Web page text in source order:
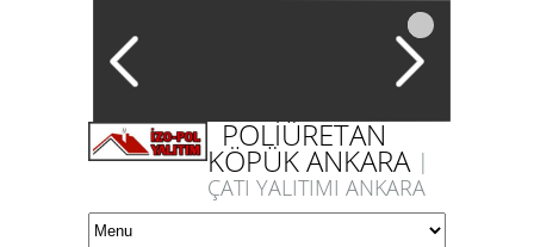
POLİÜRETAN
KÖPÜK ANKARA |
ÇATI YALITIMI ANKARA